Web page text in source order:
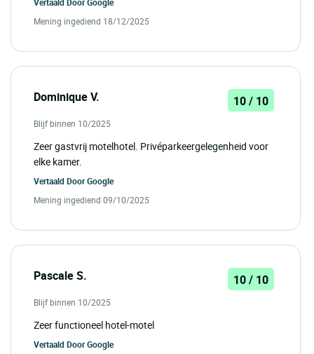
Vertaald DoorGoogle
Mening ingediend 18/12/2025
Dominique V. 10 / 10
Blijf binnen 10/2025
Zeer gastvrij motelhotel. Privéparkeergelegenheid voor
elke kamer.
Vertaald DoorGoogle
Mening ingediend 09/10/2025
Pascale S. 10 / 10
Blijf binnen 10/2025
Zeer functioneel hotel-motel
Vertaald DoorGoogle